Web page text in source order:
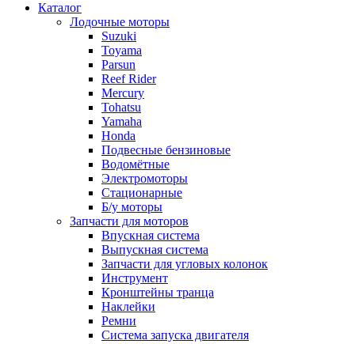
Каталог
Лодочные моторы
Suzuki
Toyama
Parsun
Reef Rider
Mercury
Tohatsu
Yamaha
Honda
Подвесные бензиновые
Водомётные
Электромоторы
Стационарные
Б/у моторы
Запчасти для моторов
Впускная система
Выпускная система
Запчасти для угловых колонок
Инструмент
Кронштейны транца
Наклейки
Ремни
Система запуска двигателя